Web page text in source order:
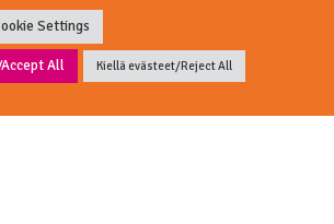
© 2026 Business Savo Oy
Settings
All Kiellä evästeet/Reject All